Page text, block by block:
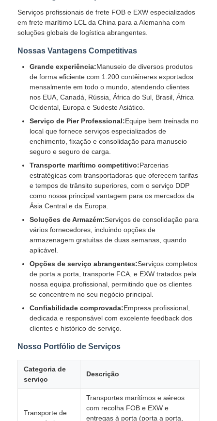
Serviços profissionais de frete FOB e EXW especializados
em frete marítimo LCL da China para a Alemanha com
soluções globais de logística abrangentes.
Nossas Vantagens Competitivas
Grande experiência:Manuseio de diversos produtos
de forma eficiente com 1.200 contêineres exportados
mensalmente em todo o mundo, atendendo clientes
nos EUA, Canadá, Rússia, África do Sul, Brasil, África
Ocidental, Europa e Sudeste Asiático.
Serviço de Pier Professional:Equipe bem treinada no
local que fornece serviços especializados de
enchimento, fixação e consolidação para manuseio
seguro e seguro de carga.
Transporte marítimo competitivo:Parcerias
estratégicas com transportadoras que oferecem tarifas
e tempos de trânsito superiores, com o serviço DDP
como nossa principal vantagem para os mercados da
Ásia Central e da Europa.
Soluções de Armazém:Serviços de consolidação para
vários fornecedores, incluindo opções de
armazenagem gratuitas de duas semanas, quando
aplicável.
Opções de serviço abrangentes:Serviços completos
de porta a porta, transporte FCA, e EXW tratados pela
nossa equipa profissional, permitindo que os clientes
se concentrem no seu negócio principal.
Confiabilidade comprovada:Empresa profissional,
dedicada e responsável com excelente feedback dos
clientes e histórico de serviço.
Nosso Portfólio de Serviços
Categoria de
serviço
Descrição
Transporte de
Transportes marítimos e aéreos
com recolha FOB e EXW e
entregas à porta (porta a porta,